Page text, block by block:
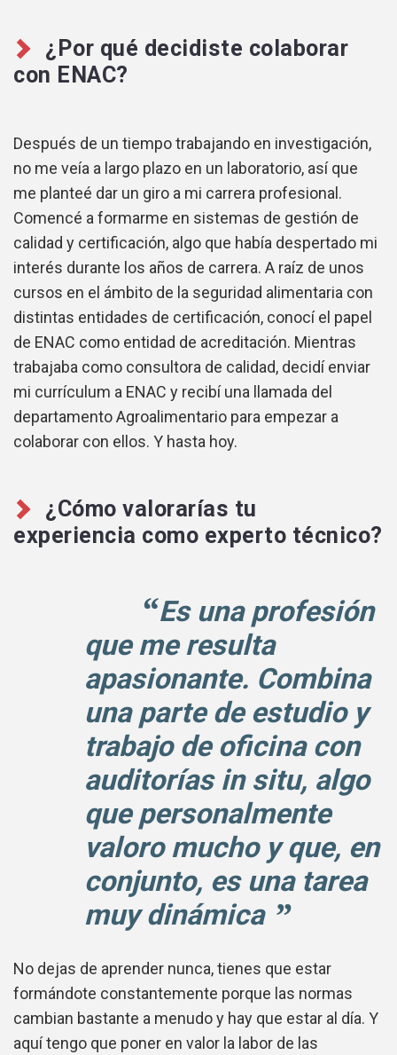
¿Por qué decidiste colaborar
con ENAC?
Después de un tiempo trabajando en investigación,
no me veía a largo plazo en un laboratorio, así que
me planteé dar un giro a mi carrera profesional.
Comencé a formarme en sistemas de gestión de
calidad y certificación, algo que había despertado mi
interés durante los años de carrera. A raíz de unos
cursos en el ámbito de la seguridad alimentaria con
distintas entidades de certificación, conocí el papel
de ENAC como entidad de acreditación. Mientras
trabajaba como consultora de calidad, decidí enviar
mi currículum a ENAC y recibí una llamada del
departamento Agroalimentario para empezar a
colaborar con ellos. Y hasta hoy.
¿Cómo valorarías tu
experiencia como experto técnico?
Es una profesión
que me resulta
apasionante. Combina
una parte de estudio y
trabajo de oficina con
auditorías in situ, algo
que personalmente
valoro mucho y que, en
conjunto, es una tarea
muy dinámica
No dejas de aprender nunca, tienes que estar
formándote constantemente porque las normas
cambian bastante a menudo y hay que estar al día. Y
aquí tengo que poner en valor la labor de las